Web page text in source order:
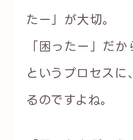
たー」が大切。
「困ったー」だか
というプロセスに
るのですよね。